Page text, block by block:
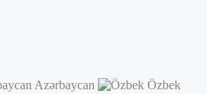
Azərbaycan
Özbek